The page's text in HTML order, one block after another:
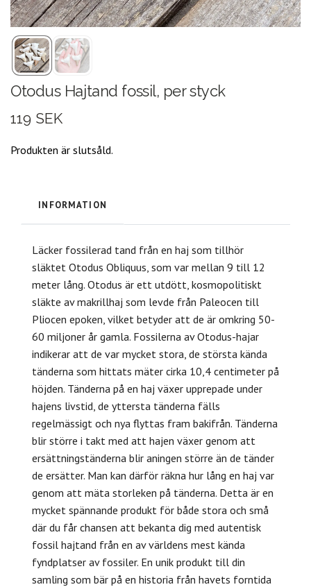
Otodus Hajtand fossil, per styck
119 SEK
Produkten är slutsåld.
INFORMATION
Läcker fossilerad tand från en haj som tillhör
släktet Otodus Obliquus, som var mellan 9 till 12
meter lång. Otodus är ett utdött, kosmopolitiskt
släkte av makrillhaj som levde från Paleocen till
Pliocen epoken, vilket betyder att de är omkring 50-
60 miljoner år gamla. Fossilerna av Otodus-hajar
indikerar att de var mycket stora, de största kända
tänderna som hittats mäter cirka 10,4 centimeter på
höjden. Tänderna på en haj växer upprepade under
hajens livstid, de yttersta tänderna fälls
regelmässigt och nya flyttas fram bakifrån. Tänderna
blir större i takt med att hajen växer genom att
ersättningständerna blir aningen större än de tänder
de ersätter. Man kan därför räkna hur lång en haj var
genom att mäta storleken på tänderna. Detta är en
mycket spännande produkt för både stora och små
där du får chansen att bekanta dig med autentisk
fossil hajtand från en av världens mest kända
fyndplatser av fossiler. En unik produkt till din
samling som bär på en historia från havets forntida